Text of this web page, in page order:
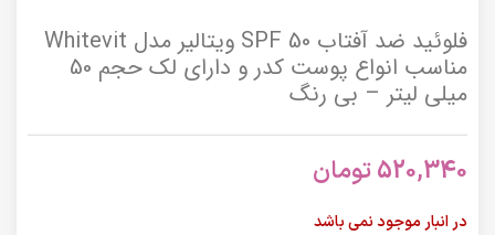
فلوئید ضد آفتاب SPF 50 ویتالیر مدل Whitevit
مناسب انواع پوست کدر و دارای لک حجم 50
میلی لیتر – بی رنگ
520,340تومان
در انبار موجود نمی باشد